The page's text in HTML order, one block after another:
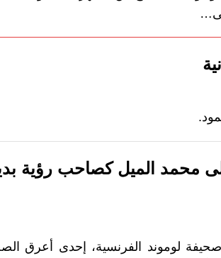
محمد الميل كصاحب رؤية
لوموند الفرنسية، إحدى أعرق